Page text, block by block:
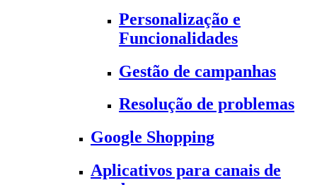
Personalização e
Funcionalidades
Gestão de campanhas
Resolução de problemas
Google Shopping
Aplicativos para canais de